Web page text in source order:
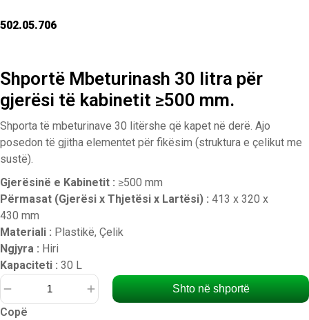
502.05.706
Shportë Mbeturinash 30 litra për
gjerësi të kabinetit ≥500 mm.
Shporta të mbeturinave 30 litërshe që kapet në derë. Ajo
posedon të gjitha elementet për fikësim (struktura e çelikut me
sustë).
Gjerësinë e Kabinetit : ≥500 mm
Përmasat (Gjerësi x Thjetësi x Lartësi) : 413 x 320 x
430 mm
Materiali : Plastikë, Çelik
Ngjyra : Hiri
Kapaciteti : 30 L
Shportë
Shto në shportë
Copë